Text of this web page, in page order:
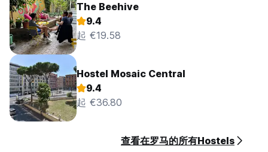
The Beehive
9.4
起 €19.58
Hostel Mosaic Central
9.4
起 €36.80
查看在罗马的所有Hostels